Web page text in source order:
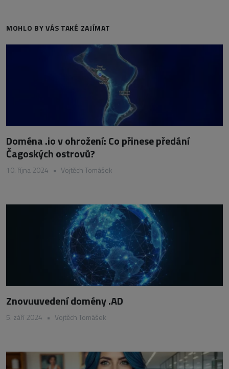
MOHLO BY VÁS TAKÉ ZAJÍMAT
Doména .io v ohrožení: Co přinese předání
Čagoských ostrovů?
10. října 2024 • Vojtěch Tomášek
Znovuuvedení domény .AD
5. září 2024 • Vojtěch Tomášek